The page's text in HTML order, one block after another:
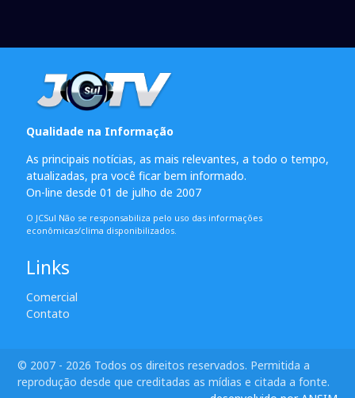
Qualidade na Informação
As principais notícias, as mais relevantes, a todo o tempo,
atualizadas, pra você ficar bem informado.
On-line desde 01 de julho de 2007
O JCSul Não se responsabiliza pelo uso das informações
econômicas/clima disponibilizados.
Links
Comercial
Contato
© 2007 - 2026 Todos os direitos reservados. Permitida a
reprodução desde que creditadas as mídias e citada a fonte.